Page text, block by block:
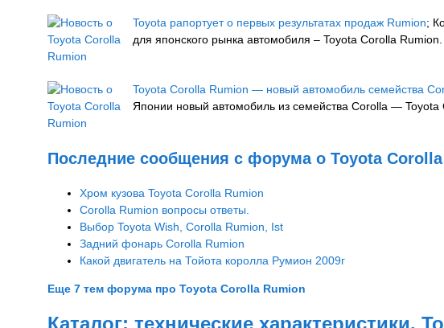
Toyota рапортует о первых результатах продаж Rumion;
для японского рынка автомобиля – Toyota Corolla Rumion.
Toyota Corolla Rumion — новый автомобиль семейства
Японии новый автомобиль из семейства Corolla — Toyota
Последние сообщения с форума о Toyota
Хром кузова Toyota Corolla Rumion
Corolla Rumion вопросы ответы.
Выбор Toyota Wish, Corolla Rumion, Ist
Задний фонарь Corolla Rumion
Какой двигатель на Тойота королла Румион 2009г
Еще 7 тем форума про Toyota Corolla Rumion
Каталог: технические характеристики.